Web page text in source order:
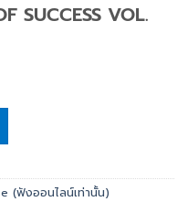
SUCCESS VOL.
VOL. 161-164)
ฟังออนไลน์เท่านั้น)